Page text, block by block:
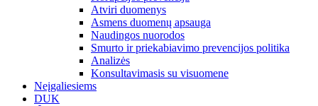
Atviri duomenys
Asmens duomenų apsauga
Naudingos nuorodos
Smurto ir priekabiavimo prevencijos politika
Analizės
Konsultavimasis su visuomene
Neįgaliesiems
DUK